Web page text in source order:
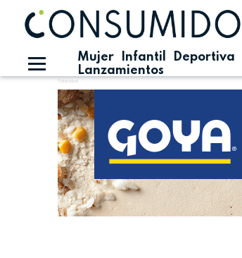
Mujer Infantil Deportiva
Lanzamientos
Publicidad